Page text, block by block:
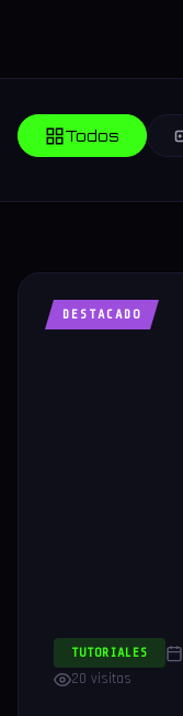
Todos
DESTACADO
TUTORIALES
20 visitas